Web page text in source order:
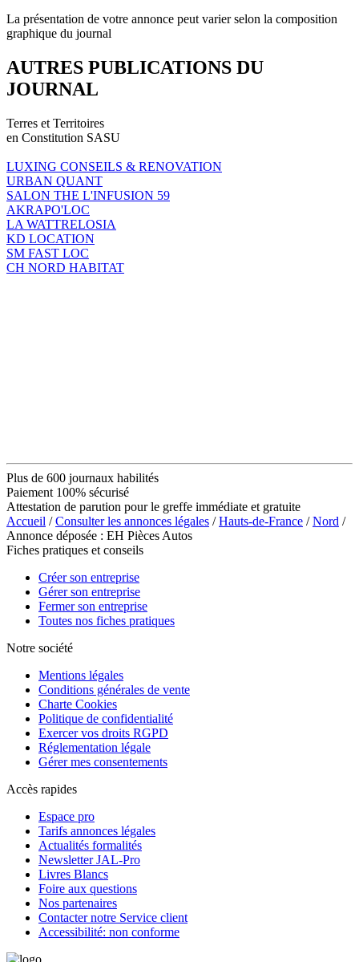
La présentation de votre annonce peut varier selon la composition
graphique du journal
AUTRES PUBLICATIONS DU
JOURNAL
Terres et Territoires
en Constitution SASU
LUXING CONSEILS & RENOVATION
URBAN QUANT
SALON THE L'INFUSION 59
AKRAPO'LOC
LA WATTRELOSIA
KD LOCATION
SM FAST LOC
CH NORD HABITAT
Plus de 600 journaux habilités
Paiement 100% sécurisé
Attestation de parution pour le greffe immédiate et gratuite
Accueil /Consulter les annonces légales /Hauts-de-France /Nord /
Annonce déposée : EH Pièces Autos
Fiches pratiques et conseils
Créer son entreprise
Gérer son entreprise
Fermer son entreprise
Toutes nos fiches pratiques
Notre société
Mentions légales
Conditions générales de vente
Charte Cookies
Politique de confidentialité
Exercer vos droits RGPD
Réglementation légale
Gérer mes consentements
Accès rapides
Espace pro
Tarifs annonces légales
Actualités formalités
Newsletter JAL-Pro
Livres Blancs
Foire aux questions
Nos partenaires
Contacter notre Service client
Accessibilité: non conforme